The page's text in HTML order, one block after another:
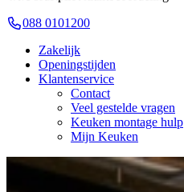
088 0101200
Zakelijk
Openingstijden
Klantenservice
Contact
Veel gestelde vragen
Keuken montage hulp
Mijn Keuken